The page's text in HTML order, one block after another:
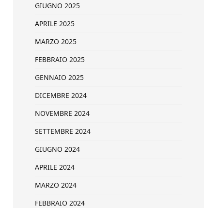
GIUGNO 2025
APRILE 2025
MARZO 2025
FEBBRAIO 2025
GENNAIO 2025
DICEMBRE 2024
NOVEMBRE 2024
SETTEMBRE 2024
GIUGNO 2024
APRILE 2024
MARZO 2024
FEBBRAIO 2024